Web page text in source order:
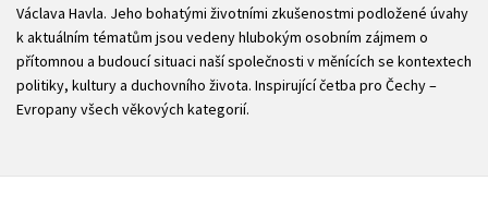
Václava Havla. Jeho bohatými životními zkušenostmi podložené úvahy
k aktuálním tématům jsou vedeny hlubokým osobním zájmem o
přítomnou a budoucí situaci naší společnosti v měnících se kontextech
politiky, kultury a duchovního života. Inspirující četba pro Čechy –
Evropany všech věkových kategorií.